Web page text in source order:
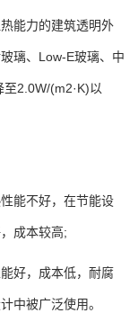
能力的建筑透明外
璃、Low-E玻璃、中
2.0W/(m2·K)以
能不好，在节能设
成本较高;
好，成本低，耐腐
中被广泛使用。